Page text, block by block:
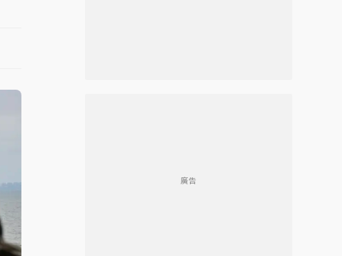
廣告